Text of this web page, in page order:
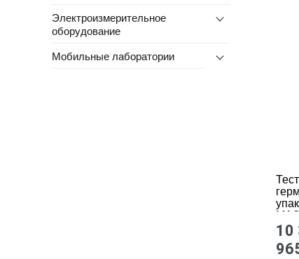
Электроизмерительное
оборудование
Мобильные лаборатории
10